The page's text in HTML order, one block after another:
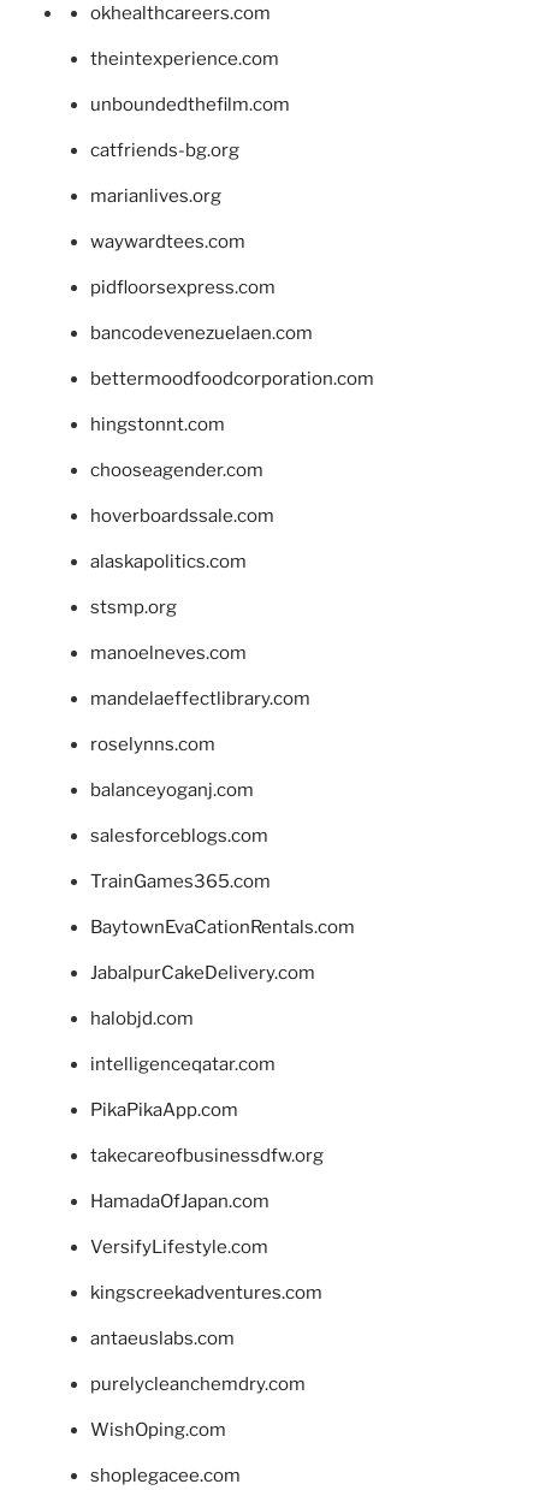
okhealthcareers.com
theintexperience.com
unboundedthefilm.com
catfriends-bg.org
marianlives.org
waywardtees.com
pidfloorsexpress.com
bancodevenezuelaen.com
bettermoodfoodcorporation.com
hingstonnt.com
chooseagender.com
hoverboardssale.com
alaskapolitics.com
stsmp.org
manoelneves.com
mandelaeffectlibrary.com
roselynns.com
balanceyoganj.com
salesforceblogs.com
TrainGames365.com
BaytownEvaCationRentals.com
JabalpurCakeDelivery.com
halobjd.com
intelligenceqatar.com
PikaPikaApp.com
takecareofbusinessdfw.org
HamadaOfJapan.com
VersifyLifestyle.com
kingscreekadventures.com
antaeuslabs.com
purelycleanchemdry.com
WishOping.com
shoplegacee.com